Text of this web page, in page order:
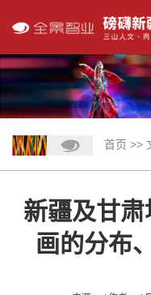
首页 >>
新疆及甘
画的分布